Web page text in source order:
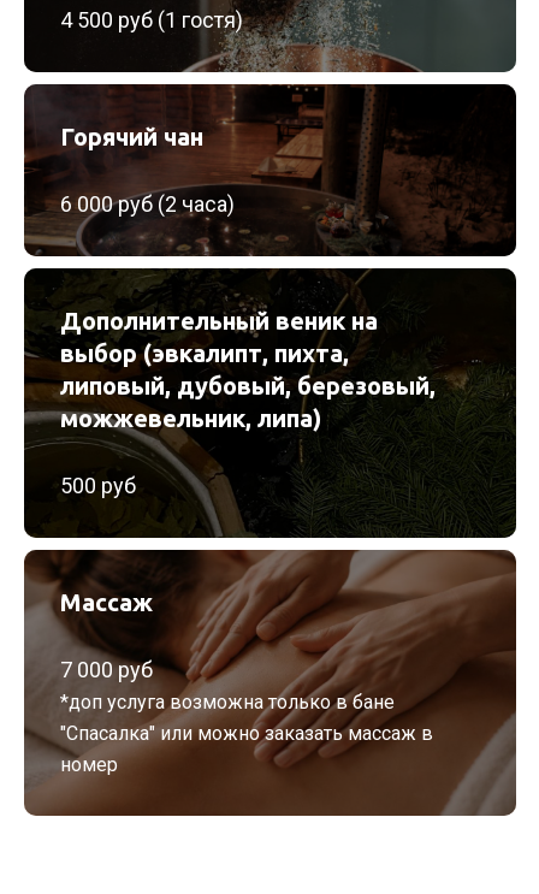
4 500 руб (1 гостя)
Горячий чан
6 000 руб (2 часа)
Дополнительный веник на
выбор (эвкалипт, пихта,
липовый, дубовый, березовый,
можжевельник, липа)
500 руб
Массаж
7 000 руб
*доп услуга возможна только в бане
"Спасалка" или можно заказать массаж в
номер